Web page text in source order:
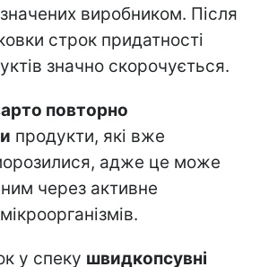
виробником. Після
строк придатності
значно скорочується.
повторно
продукти, які вже
адже це може
через активне
у спеку швидкопсувні